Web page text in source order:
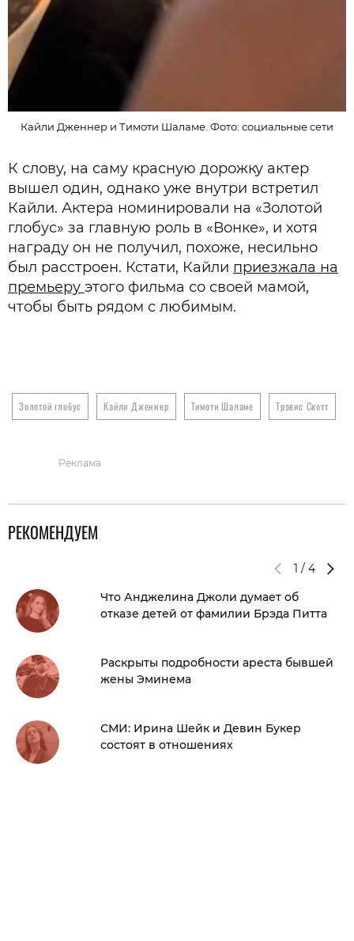
Кайли Дженнер и Тимоти Шаламе. Фото: социальные сети
К слову, на саму красную дорожку актер
вышел один, однако уже внутри встретил
Кайли. Актера номинировали на «Золотой
глобус» за главную роль в «Вонке», и хотя
награду он не получил, похоже, несильно
был расстроен. Кстати, Кайли приезжала на
премьеру этого фильма со своей мамой,
чтобы быть рядом с любимым.
Золотой глобус Кайли Дженнер Тимоти Шаламе Трэвис Скотт
Реклама
РЕКОМЕНДУЕМ
1 / 4
Что Анджелина Джоли думает об
отказе детей от фамилии Брэда Питта
Раскрыты подробности ареста бывшей
жены Эминема
СМИ: Ирина Шейк и Девин Букер
состоят в отношениях